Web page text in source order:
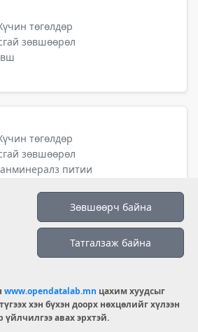
төгөлдөр
зөвшөөрөл
төгөлдөр
зөвшөөрөл
питии
төгөлдөр
Зөвшөөрч байна
Татгалзаж байна
www.opendatalab.mn цахим хуудсыг
хэн бүхэн доорх нөхцөлийг хүлээн
авах эрхтэй.